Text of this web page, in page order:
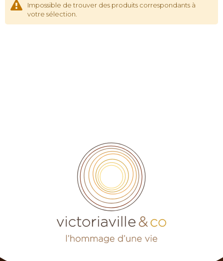
Impossible de trouver des produits correspondants à
votre sélection.